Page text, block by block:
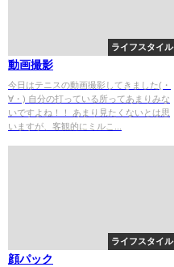
ライフスタイル
動画撮影
今日はテニスの動画撮影してきました(・
∀・) 自分の打っている所ってあまりみな
いですよね！！ あまり見たくないとは思
いますが、客観的にミルこ...
ライフスタイル
顔パック